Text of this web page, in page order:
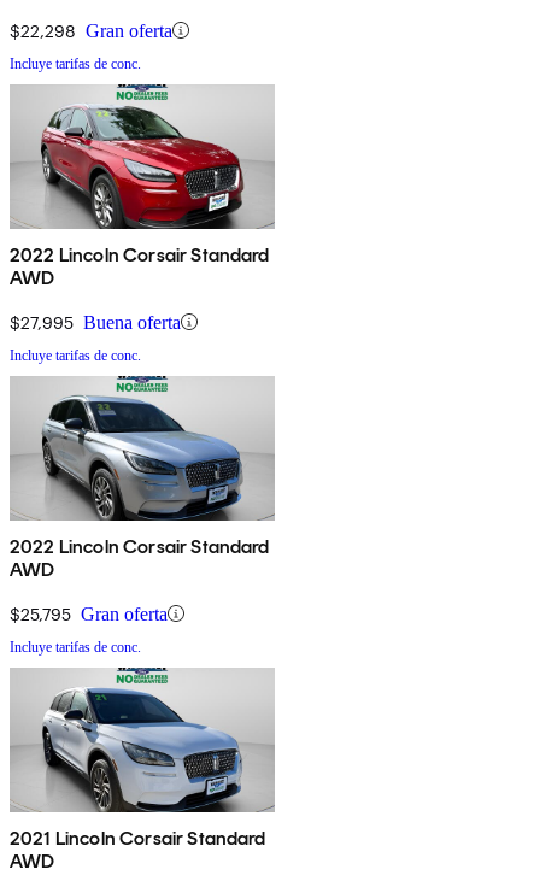
$22,298 Gran oferta
Incluye tarifas de conc.
2022 Lincoln Corsair Standard
AWD
$27,995 Buena oferta
Incluye tarifas de conc.
2022 Lincoln Corsair Standard
AWD
$25,795 Gran oferta
Incluye tarifas de conc.
2021 Lincoln Corsair Standard
AWD